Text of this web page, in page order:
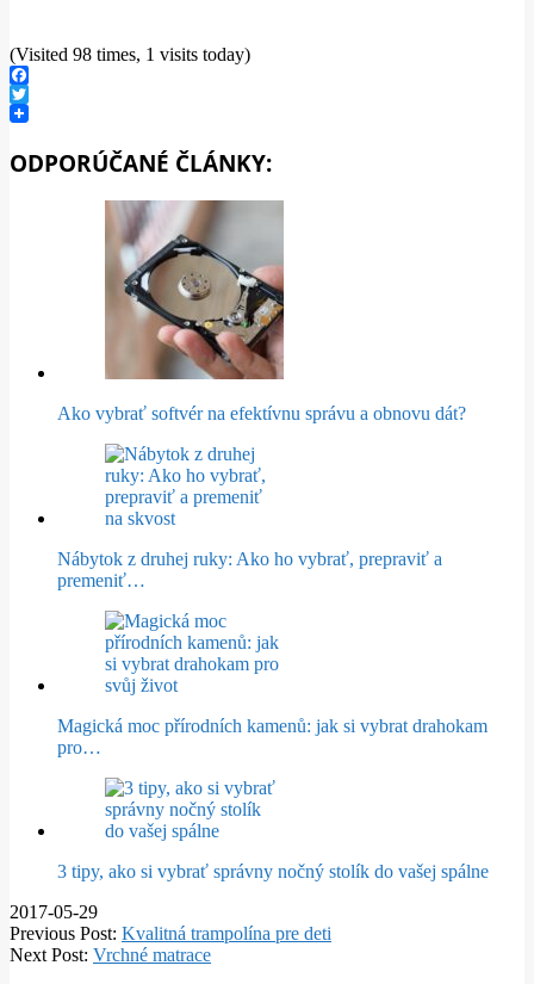
(Visited 98 times, 1 visits today)
Facebook
Twitter
ODPORÚČANÉ ČLÁNKY:
Ako vybrať softvér na efektívnu správu a obnovu dát?
Nábytok z druhej ruky: Ako ho vybrať, prepraviť a
premeniť…
Magická moc přírodních kamenů: jak si vybrat drahokam
pro…
3 tipy, ako si vybrať správny nočný stolík do vašej spálne
2017-05-29
Previous Post: Kvalitná trampolína pre deti
Next Post: Vrchné matrace